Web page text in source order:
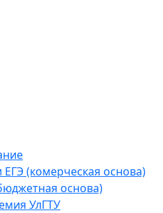
(комерческая основа)
основа)
УлГТУ